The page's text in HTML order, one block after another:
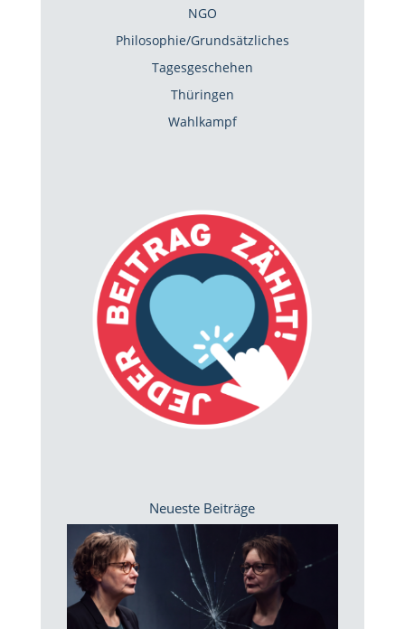
NGO
Philosophie/Grundsätzliches
Tagesgeschehen
Thüringen
Wahlkampf
Neueste Beiträge